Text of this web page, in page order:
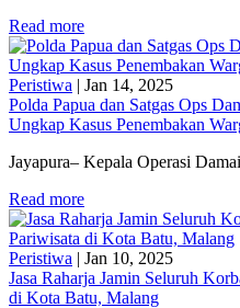
Read more
Peristiwa | Jan 14, 2025
Polda Papua dan Satgas Ops
Ungkap Kasus Penembakan
Jayapura– Kepala Operasi
Read more
Peristiwa | Jan 10, 2025
Jasa Raharja Jamin Seluruh
di Kota Batu, Malang